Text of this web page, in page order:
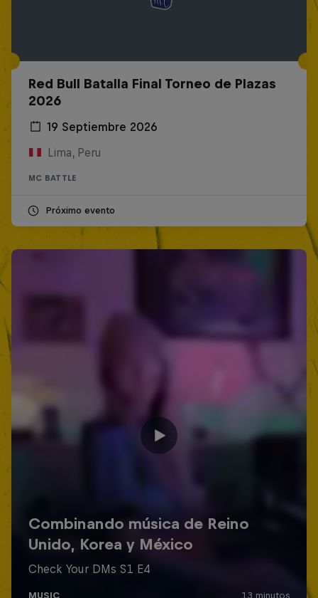
Red Bull Batalla Final Torneo de Plazas
2026
19 Septiembre 2026
Lima, Peru
MC BATTLE
Próximo evento